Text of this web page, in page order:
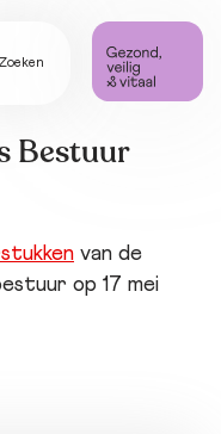
Zoeken
Bestuur
van de
op 17 mei